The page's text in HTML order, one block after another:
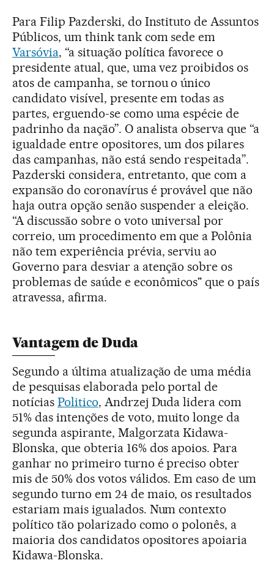
Para Filip Pazderski, do Instituto de Assuntos
Públicos, um think tank com sede em
Varsóvia, “a situação política favorece o
presidente atual, que, uma vez proibidos os
atos de campanha, se tornou o único
candidato visível, presente em todas as
partes, erguendo-se como uma espécie de
padrinho da nação”. O analista observa que “a
igualdade entre opositores, um dos pilares
das campanhas, não está sendo respeitada”.
Pazderski considera, entretanto, que com a
expansão do coronavírus é provável que não
haja outra opção senão suspender a eleição.
“A discussão sobre o voto universal por
correio, um procedimento em que a Polônia
não tem experiência prévia, serviu ao
Governo para desviar a atenção sobre os
problemas de saúde e econômicos" que o país
atravessa, afirma.
Vantagem de Duda
Segundo a última atualização de uma média
de pesquisas elaborada pelo portal de
notícias Politico, Andrzej Duda lidera com
51% das intenções de voto, muito longe da
segunda aspirante, Malgorzata Kidawa-
Blonska, que obteria 16% dos apoios. Para
ganhar no primeiro turno é preciso obter
mis de 50% dos votos válidos. Em caso de um
segundo turno em 24 de maio, os resultados
estariam mais igualados. Num contexto
político tão polarizado como o polonês, a
maioria dos candidatos opositores apoiaria
Kidawa-Blonska.